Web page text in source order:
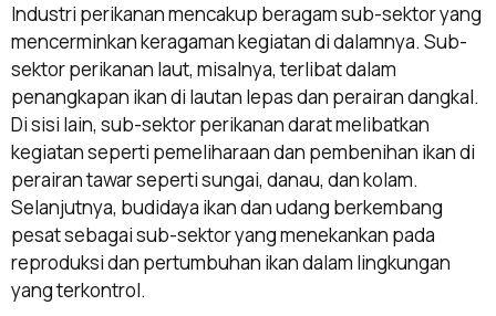
Industri perikanan mencakup beragam sub-sektor yang
mencerminkan keragaman kegiatan di dalamnya. Sub-
sektor perikanan laut, misalnya, terlibat dalam
penangkapan ikan di lautan lepas dan perairan dangkal.
Di sisi lain, sub-sektor perikanan darat melibatkan
kegiatan seperti pemeliharaan dan pembenihan ikan di
perairan tawar seperti sungai, danau, dan kolam.
Selanjutnya, budidaya ikan dan udang berkembang
pesat sebagai sub-sektor yang menekankan pada
reproduksi dan pertumbuhan ikan dalam lingkungan
yang terkontrol.